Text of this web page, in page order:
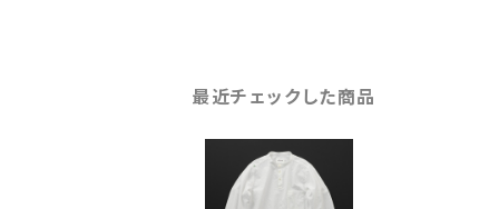
最近チェックした商品